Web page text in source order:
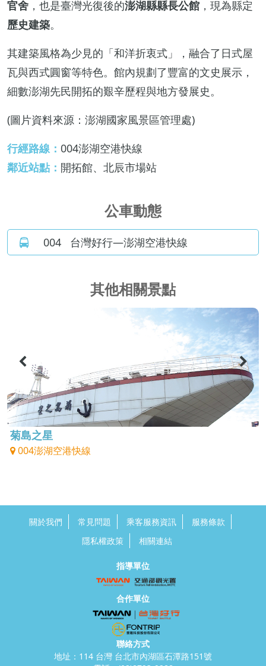
官舍 ，也是臺灣光復後的澎湖縣縣長公館 ，現為縣定
歷史建築。
其建築風格為少見的「和洋折衷式」，融合了日式屋
瓦與西式圓窗等特色。館內規劃了豐富的文史展示，
細數澎湖先民開拓的艱辛歷程與地方發展史。
(圖片資料來源：澎湖國家風景區管理處)
行經路線： 004澎湖空港快線
鄰近站點： 開拓館、北辰市場站
公車動態
004 台灣好行—澎湖空港快線
其他相關景點
菊島之星
004澎湖空港快線
關於我們 常見問題 乘客服務資訊
服務條款
隱私權政策
相關連結
指導單位
合作單位
聯絡方式
地址：114 台灣 台北市內湖區石潭路151號